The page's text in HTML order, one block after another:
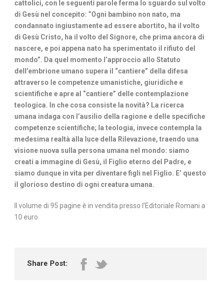
cattolici, con le seguenti parole ferma lo sguardo sul volto
di Gesù nel concepito: “Ogni bambino non nato, ma
condannato ingiustamente ad essere abortito, ha il volto
di Gesù Cristo, ha il volto del Signore, che prima ancora di
nascere, e poi appena nato ha sperimentato il rifiuto del
mondo”. Da quel momento l’approccio allo Statuto
dell’embrione umano supera il “cantiere” della difesa
attraverso le competenze umanistiche, giuridiche e
scientifiche e apre al “cantiere” delle contemplazione
teologica. In che cosa consiste la novità? La ricerca
umana indaga con l’ausilio della ragione e delle specifiche
competenze scientifiche; la teologia, invece contempla la
medesima realtà alla luce della Rilevazione, traendo una
visione nuova sulla persona umana nel mondo: siamo
creati a immagine di Gesù, il Figlio eterno del Padre, e
siamo dunque in vita per diventare figli nel Figlio. E’ questo
il glorioso destino di ogni creatura umana.
Il volume di 95 pagine è in vendita presso l’Editoriale Romani a
10 euro.
Share Post: